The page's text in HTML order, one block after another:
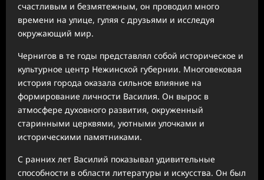
счастливым и безмятежным, он проводил много
времени на улице, гуляя с друзьями и исследуя
окружающий мир.
Чернигов в те годы представлял собой историческое и
культурное центр Нежинской губернии. Многовековая
история города оказала сильное влияние на
формирование личности Василия. Он вырос в
атмосфере духовного развития, окруженный
старинными церквями, уютными улочками и
историческими памятниками.
С ранних лет Василий показывал удивительные
способности в области литературы и искусства. Он был